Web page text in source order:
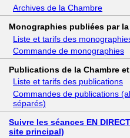
Archives de la Chambre
Monographies publiées par la
Liste et tarifs des
Commande de monographies
Publications de la Chambre
Liste et tarifs des publications
Commandes de publications
séparés)
Suivre les séances EN
site principal)